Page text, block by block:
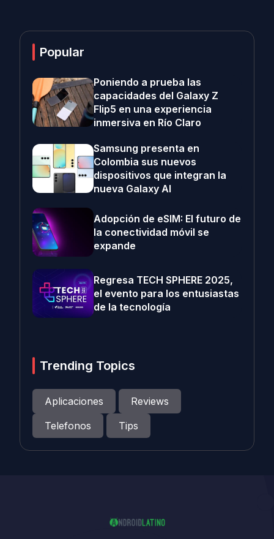
Popular
Poniendo a prueba las
capacidades del Galaxy Z
Flip5 en una experiencia
inmersiva en Río Claro
Samsung presenta en
Colombia sus nuevos
dispositivos que integran la
nueva Galaxy AI
Adopción de eSIM: El futuro de
la conectividad móvil se
expande
Regresa TECH SPHERE 2025,
el evento para los entusiastas
de la tecnología
Trending Topics
Aplicaciones
Reviews
Telefonos
Tips